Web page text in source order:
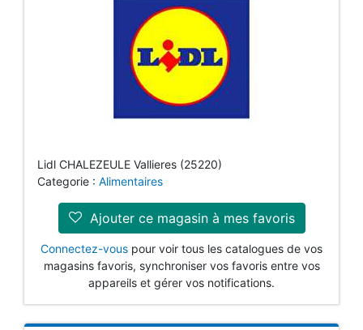
Lidl CHALEZEULE Vallieres (25220)
Categorie : Alimentaires
Ajouter ce magasin à mes favoris
Connectez-vous pour voir tous les catalogues de vos
magasins favoris, synchroniser vos favoris entre vos
appareils et gérer vos notifications.